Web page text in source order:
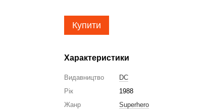
Купити
Характеристики
Видавництво
DC
Рік
1988
Жанр
Superhero